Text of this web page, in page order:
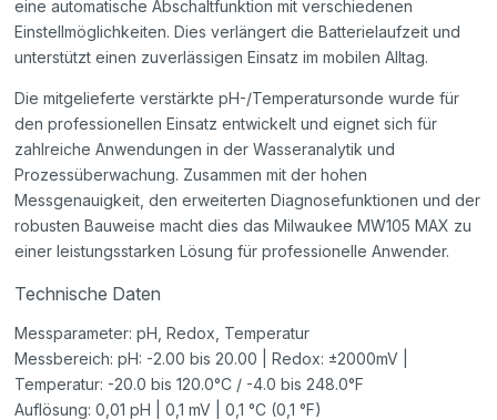
eine automatische Abschaltfunktion mit verschiedenen
Einstellmöglichkeiten. Dies verlängert die Batterielaufzeit und
unterstützt einen zuverlässigen Einsatz im mobilen Alltag.
Die mitgelieferte verstärkte pH-/Temperatursonde wurde für
den professionellen Einsatz entwickelt und eignet sich für
zahlreiche Anwendungen in der Wasseranalytik und
Prozessüberwachung. Zusammen mit der hohen
Messgenauigkeit, den erweiterten Diagnosefunktionen und der
robusten Bauweise macht dies das Milwaukee MW105 MAX zu
einer leistungsstarken Lösung für professionelle Anwender.
Technische Daten
Messparameter: pH, Redox, Temperatur
Messbereich: pH: -2.00 bis 20.00 | Redox: ±2000mV |
Temperatur: -20.0 bis 120.0°C / -4.0 bis 248.0°F
Auflösung: 0,01 pH | 0,1 mV | 0,1 °C (0,1 °F)